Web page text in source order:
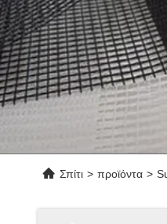
Σπίτι > προϊόντα >